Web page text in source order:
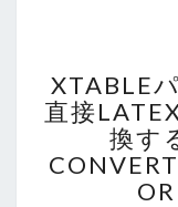
XTABLE
直接
換す